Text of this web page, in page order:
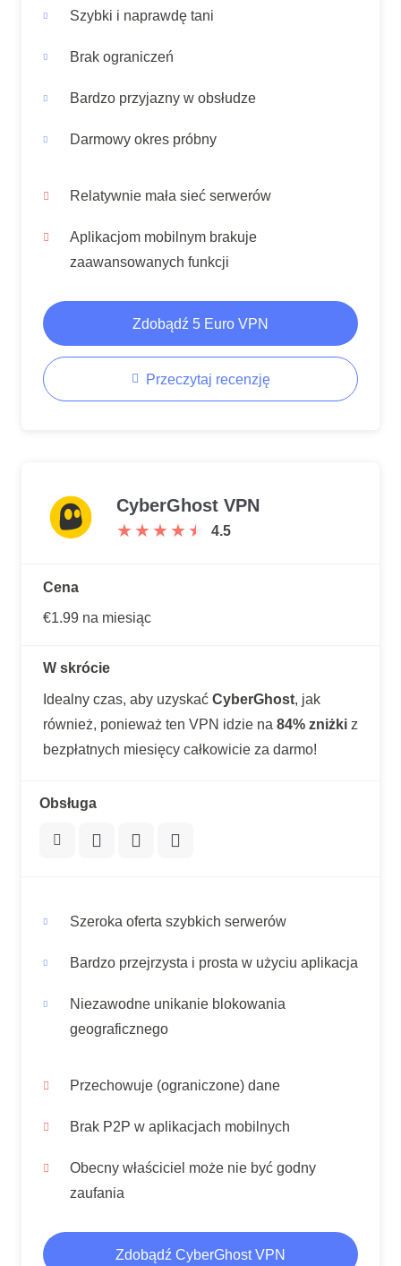
Szybki i naprawdę tani
Brak ograniczeń
Bardzo przyjazny w obsłudze
Darmowy okres próbny
Relatywnie mała sieć serwerów
Aplikacjom mobilnym brakuje
zaawansowanych funkcji
Zdobądź 5 Euro VPN
Przeczytaj recenzję
CyberGhost VPN
★ ★ ★ ★ ★
★ ★ ★ ★ ★ 4.5
Cena
€1.99 na miesiąc
W skrócie
Idealny czas, aby uzyskać CyberGhost, jak
również, ponieważ ten VPN idzie na 84% zniżkiz
bezpłatnych miesięcy całkowicie za darmo!
Obsługa
Szeroka oferta szybkich serwerów
Bardzo przejrzysta i prosta w użyciu aplikacja
Niezawodne unikanie blokowania
geograficznego
Przechowuje (ograniczone) dane
Brak P2P w aplikacjach mobilnych
Obecny właściciel może nie być godny
zaufania
Zdobądź CyberGhost VPN